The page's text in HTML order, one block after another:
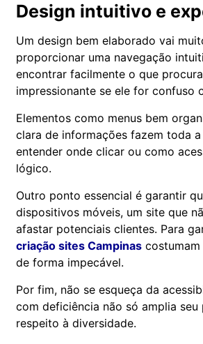
Design intuitivo e
Um design bem elaborado vai
proporcionar uma navegação
encontrar facilmente o que
impressionante se ele for confuso
Elementos como menus bem
clara de informações fazem toda
entender onde clicar ou como
lógico.
Outro ponto essencial é garantir
dispositivos móveis, um site que
afastar potenciais clientes. Para
criação sites Campinas
de forma impecável.
Por fim, não se esqueça da
com deficiência não só amplia
respeito à diversidade.